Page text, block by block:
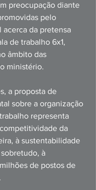
preocupação diante
pelo
acerca da pretensa
de trabalho 6x1,
âmbito das
ministério.
a proposta de
sobre a organização
representa
da
à sustentabilidade
à
de postos de